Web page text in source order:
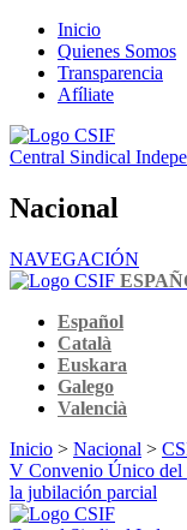
Inicio
Quienes Somos
Transparencia
Afíliate
Central Sindical
Nacional
NAVEGACIÓN
Español
Català
Euskara
Galego
Valencià
Inicio > Nacional >
V Convenio Único del
la jubilación parcial